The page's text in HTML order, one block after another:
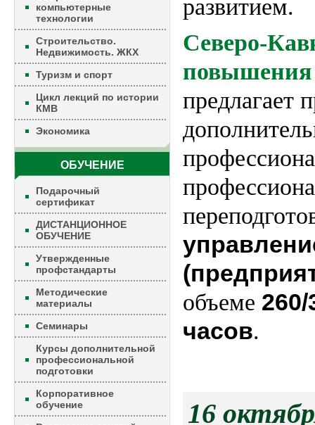
компьютерные
технологии
Строительство.
Недвижимость. ЖКХ
Туризм и спорт
Цикл лекций по истории
КМВ
Экономика
ОБУЧЕНИЕ
Подарочный
сертификат
ДИСТАНЦИОННОЕ
ОБУЧЕНИЕ
Утвержденные
профстандарты
Методические
материалы
Семинары
Курсы дополнительной
профессиональной
подготовки
Корпоративное
обучение
развитием.
Северо-
предлагает
объеме
часов.
16